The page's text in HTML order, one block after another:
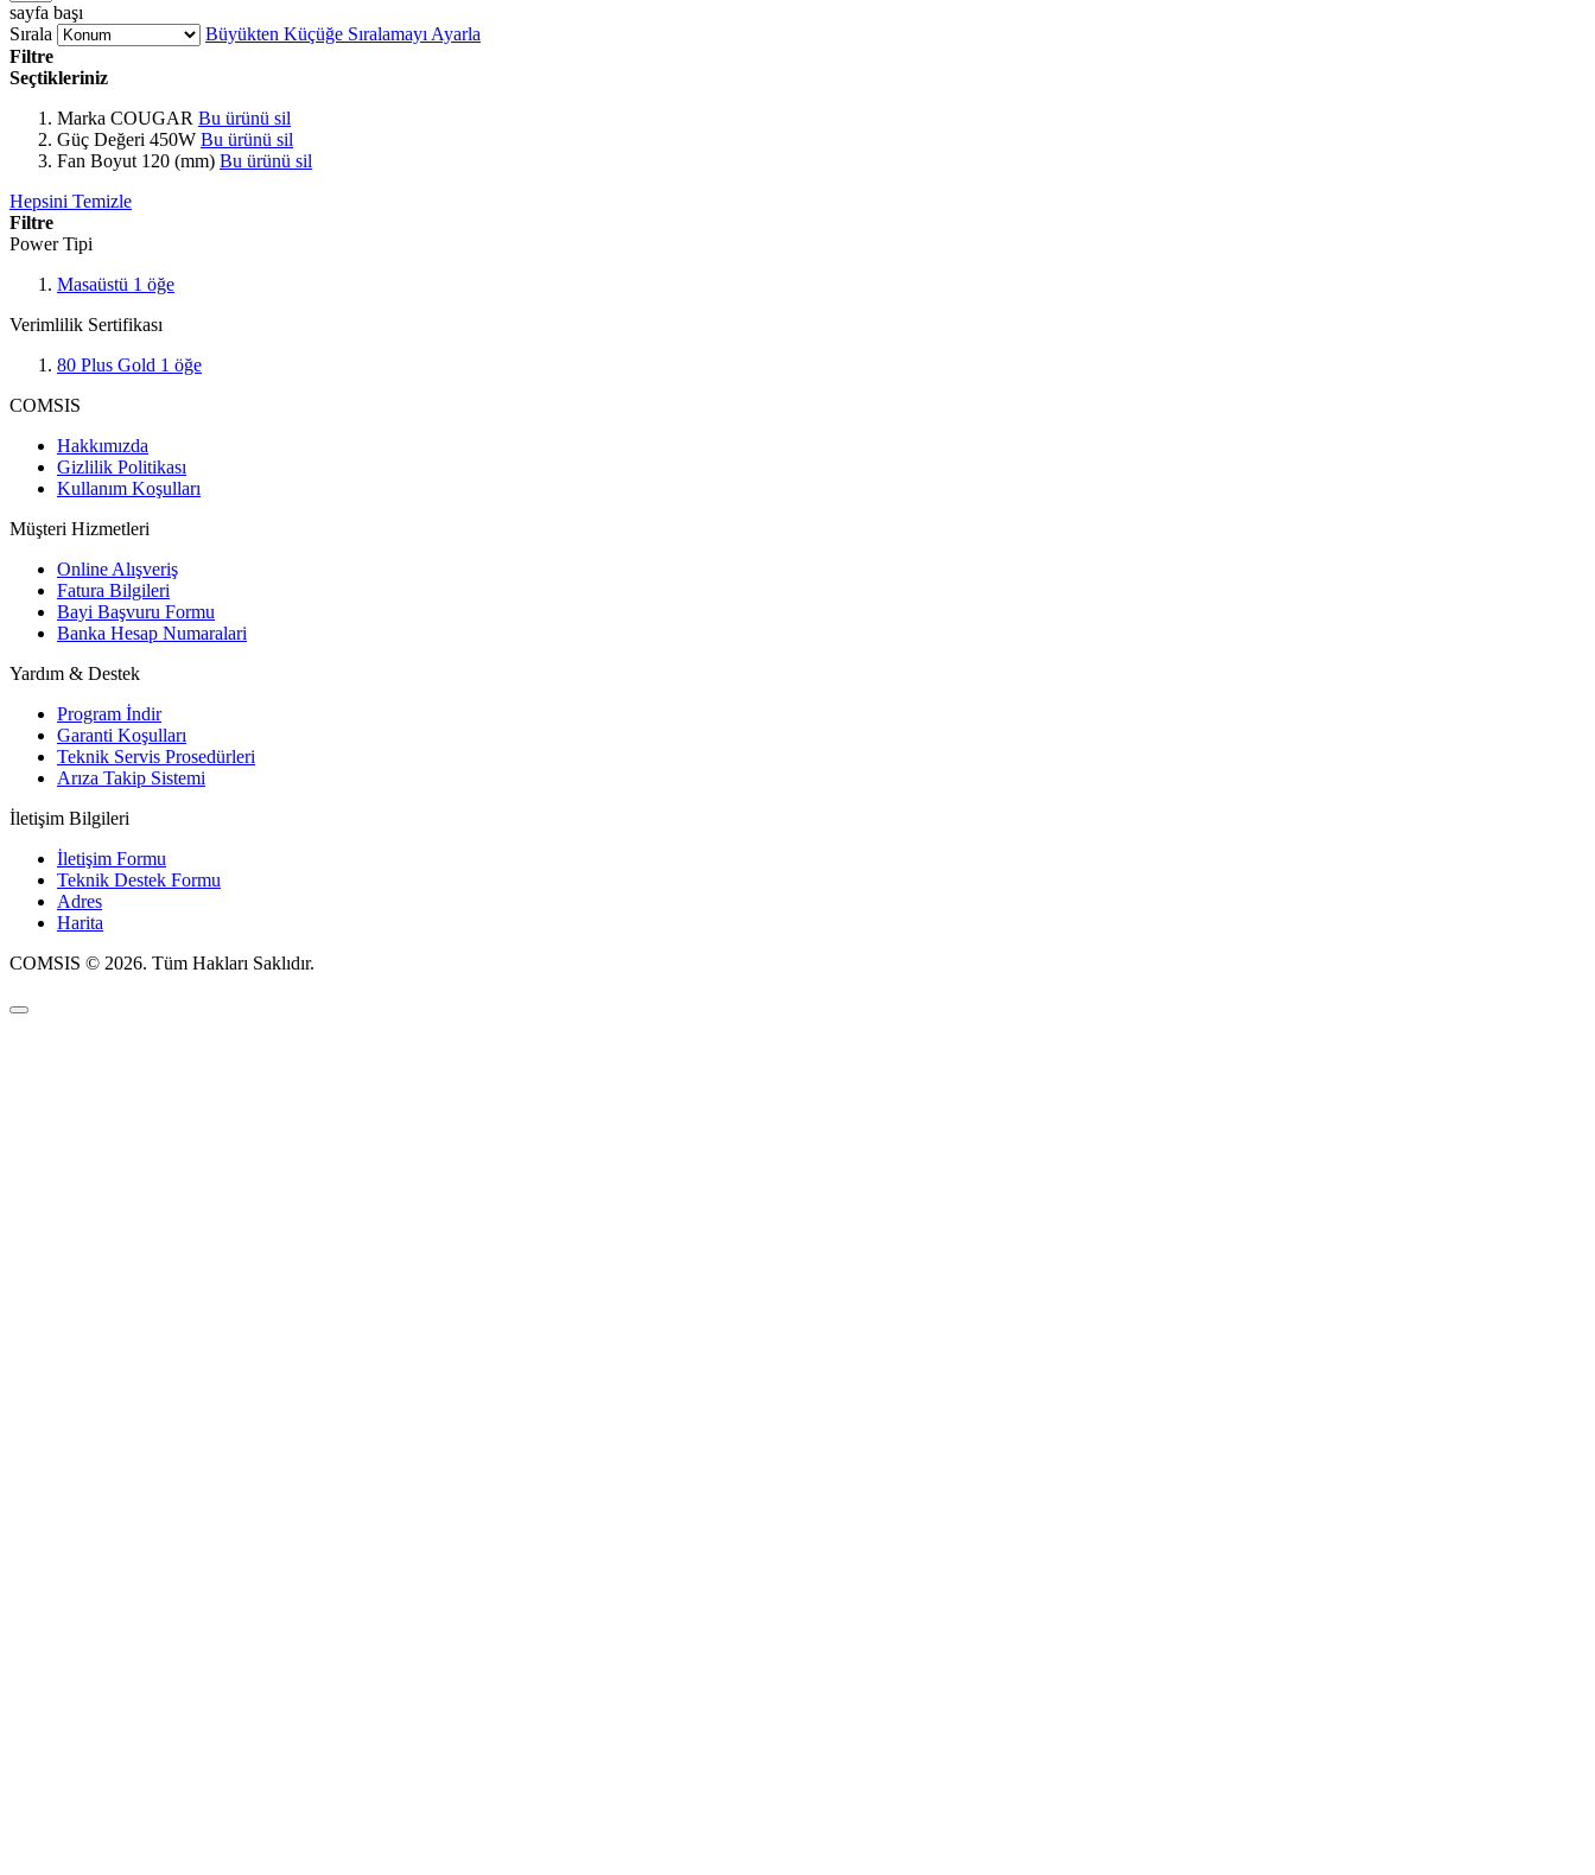
sayfa başı
Sırala
Büyükten Küçüğe Sıralamayı Ayarla
Filtre
Seçtikleriniz
Marka COUGAR Bu ürünü sil
Güç Değeri 450W Bu ürünü sil
Fan Boyut 120 (mm) Bu ürünü sil
Hepsini Temizle
Filtre
Power Tipi
Masaüstü 1 öğe
Verimlilik Sertifikası
80 Plus Gold 1 öğe
COMSIS
Hakkımızda
Gizlilik Politikası
Kullanım Koşulları
Müşteri Hizmetleri
Online Alışveriş
Fatura Bilgileri
Bayi Başvuru Formu
Banka Hesap Numaralari
Yardım & Destek
Program İndir
Garanti Koşulları
Teknik Servis Prosedürleri
Arıza Takip Sistemi
İletişim Bilgileri
İletişim Formu
Teknik Destek Formu
Adres
Harita
COMSIS © 2026. Tüm Hakları Saklıdır.